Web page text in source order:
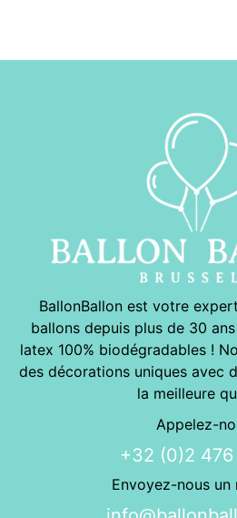
BallonBallon est votre
ballons depuis plus de 30
latex 100% biodégradables !
des décorations uniques avec
la meilleure
Appelez-
+32 (0)2
Envoyez-nous un